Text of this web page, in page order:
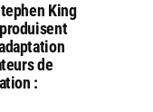
King
de
: